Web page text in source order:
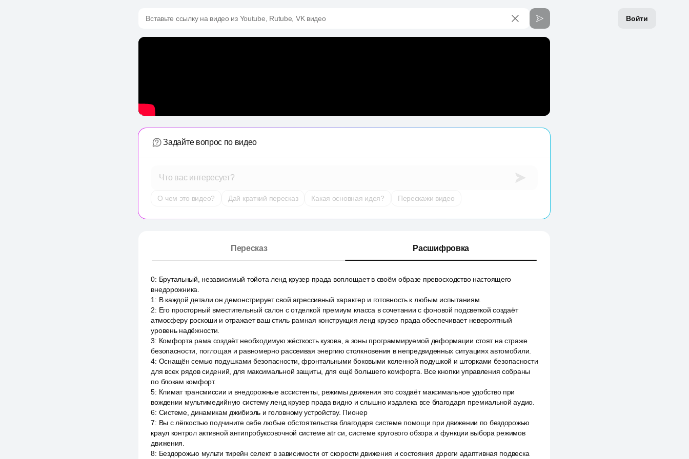
Войти
Вставьте ссылку на видео из Youtube, Rutube, VK видео
Задайте вопрос по видео
Что вас интересует?
О чем это видео? Дай краткий пересказ Какая основная идея? Перескажи видео
Пересказ Расшифровка
0: Брутальный, независимый тойота ленд крузер прада воплощает в своём образе превосходство настоящего
внедорожника.
1 : В каждой детали он демонстрирует свой агрессивный характер и готовность к любым испытаниям.
2: Его просторный вместительный салон с отделкой премиум класса в сочетании с фоновой подсветкой создаёт
атмосферу роскоши и отражает ваш стиль рамная конструкция ленд крузер прада обеспечивает невероятный
уровень надёжности.
3: Комфорта рама создаёт необходимую жёсткость кузова, а зоны программируемой деформации стоят на страже
безопасности, поглощая и равномерно рассеивая энергию столкновения в непредвиденных ситуациях автомобили.
4: Оснащён семью подушками безопасности, фронтальными боковыми коленной подушкой и шторками безопасности
для всех рядов сидений, для максимальной защиты, для ещё большего комфорта. Все кнопки управления собраны
по блокам комфорт.
5: Климат трансмиссии и внедорожные ассистенты, режимы движения это создаёт максимальное удобство при
вождении мультимедийную систему ленд крузер прада видно и слышно издалека все благодаря премиальной аудио.
6: Системе, динамикам джибиэль и головному устройству. Пионер
7: Вы с лёгкостью подчините себе любые обстоятельства благодаря системе помощи при движении по бездорожью
краул контрол активной антипробуксовочной системе atr си, системе кругового обзора и функции выбора режимов
движения.
8: Бездорожью мульти тирейн селект в зависимости от скорости движения и состояния дороги адаптивная подвеска